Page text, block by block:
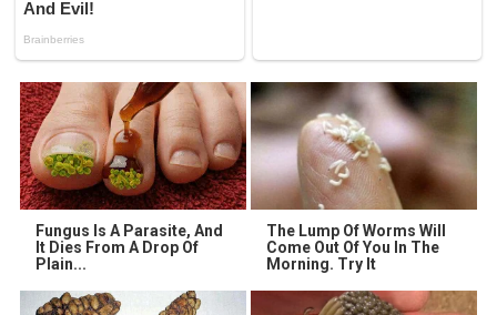
Fungus Is A Parasite, And
It Dies From A Drop Of
Plain...
The Lump Of Worms Will
Come Out Of You In The
Morning. Try It